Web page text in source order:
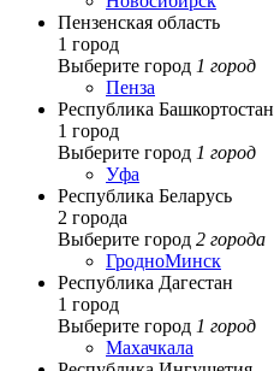
Пензенская область
1 город
Выберите город 1 город
Пенза
Республика Башкортостан
1 город
Выберите город 1 город
Уфа
Республика Беларусь
2 города
Выберите город 2 города
ГродноМинск
Республика Дагестан
1 город
Выберите город 1 город
Махачкала